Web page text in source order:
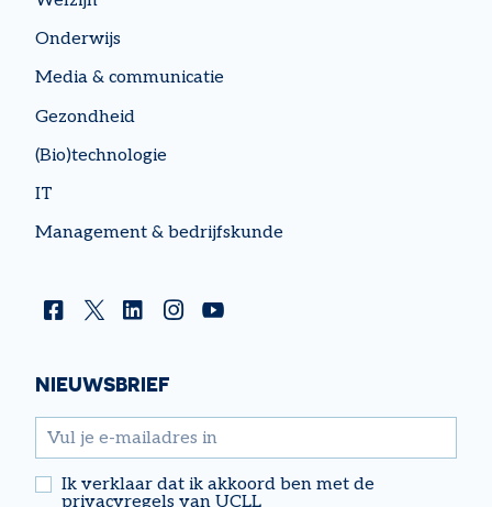
Onderwijs
Media & communicatie
Gezondheid
(Bio)technologie
IT
Management & bedrijfskunde
NIEUWSBRIEF
email
Ik verklaar dat ik akkoord ben met de
privacyregels van UCLL